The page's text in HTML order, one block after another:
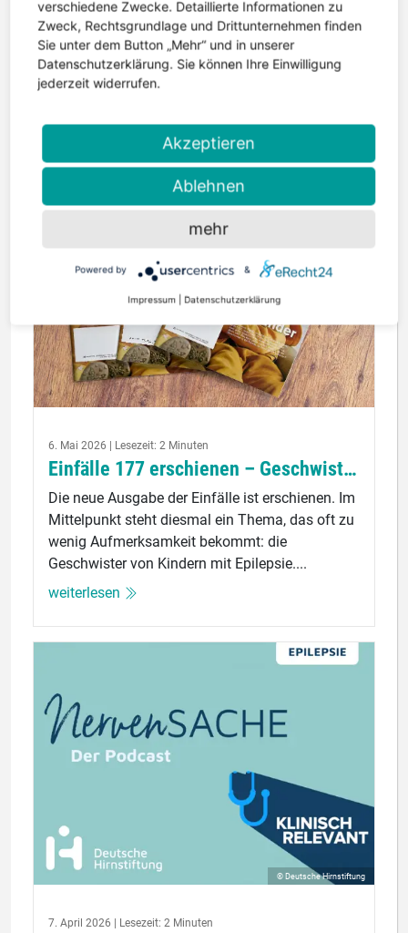
Unter dem Motto: Schau einfach mal rein,
informiere dich über unsere Arbeit und nutze die
Möglichkeit einer individuellen Beratung, lädt der
Verein für Epilepsiekranke...
6. Mai 2026 | Lesezeit: 2 Minuten
Einfälle 177 erschienen – Geschwister im Blickpunkt
Die neue Ausgabe der Einfälle ist erschienen. Im
Mittelpunkt steht diesmal ein Thema, das oft zu
wenig Aufmerksamkeit bekommt: die
Geschwister von Kindern mit Epilepsie....
weiterlesen
© Deutsche Hirnstiftung
7. April 2026 | Lesezeit: 2 Minuten
verschiedene Zwecke. Detaillierte Informationen zu
Zweck, Rechtsgrundlage und Drittunternehmen finden
Sie unter dem Button „Mehr“ und in unserer
Datenschutzerklärung. Sie können Ihre Einwilligung
jederzeit widerrufen.
Akzeptieren
Ablehnen
mehr
Powered by &
Impressum Datenschutzerklärung